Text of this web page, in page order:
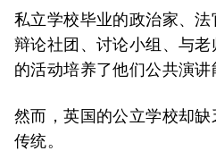
私立学校毕业的政治家、
辩论社团、讨论小组、与
的活动培养了他们公共演讲
然而，英国的公立学校却
传统。